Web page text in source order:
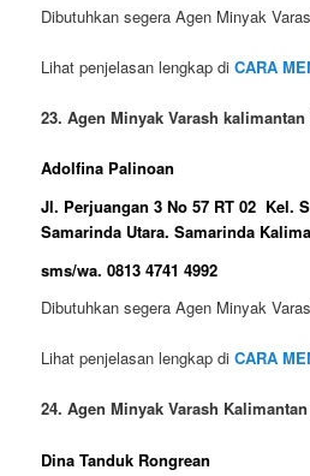
Dibutuhkan segera Agen Minyak
Lihat penjelasan lengkap diCARA
23. Agen Minyak Varash
Adolfina Palinoan
Jl. Perjuangan 3 No 57 RT 02 Kel.
Samarinda Utara. Samarinda
sms/wa. 0813 4741 4992
Dibutuhkan segera Agen Minyak
Lihat penjelasan lengkap diCARA
24. Agen Minyak Varash
Dina Tanduk Rongrean